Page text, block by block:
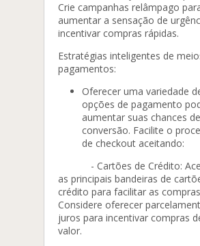
Crie campanhas relâmpago
aumentar a sensação de
incentivar compras rápidas.
Estratégias inteligentes de
pagamentos:
Oferecer uma variedade
opções de pagamento
aumentar suas chances de
conversão. Facilite o
de checkout aceitando:
- Cartões de Crédito:
as principais bandeiras de
crédito para facilitar as
Considere oferecer
juros para incentivar compras
valor.